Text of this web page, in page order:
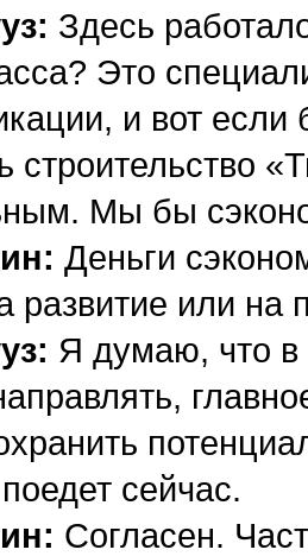
Здесь
Это
и вот
строительство
Мы бы
Деньги
развитие или на
Я думаю, что в
сейчас.
Согласен.